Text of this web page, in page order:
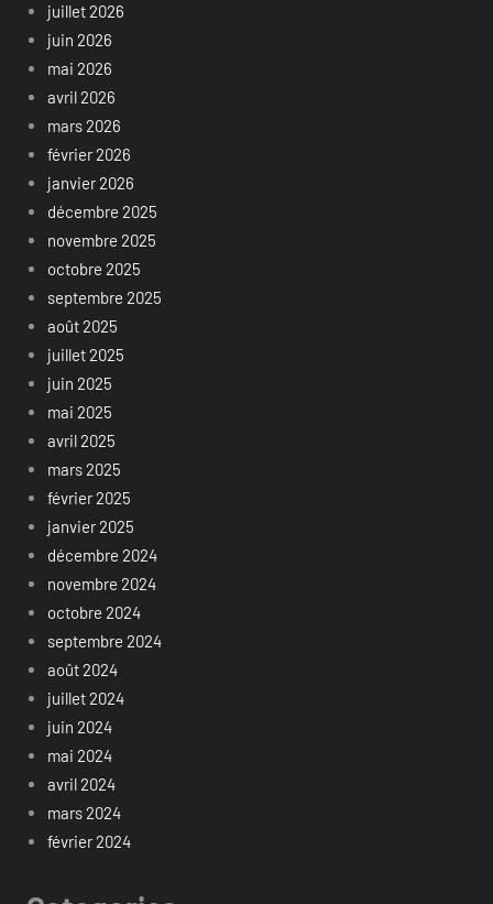
juillet 2026
juin 2026
mai 2026
avril 2026
mars 2026
février 2026
janvier 2026
décembre 2025
novembre 2025
octobre 2025
septembre 2025
août 2025
juillet 2025
juin 2025
mai 2025
avril 2025
mars 2025
février 2025
janvier 2025
décembre 2024
novembre 2024
octobre 2024
septembre 2024
août 2024
juillet 2024
juin 2024
mai 2024
avril 2024
mars 2024
février 2024